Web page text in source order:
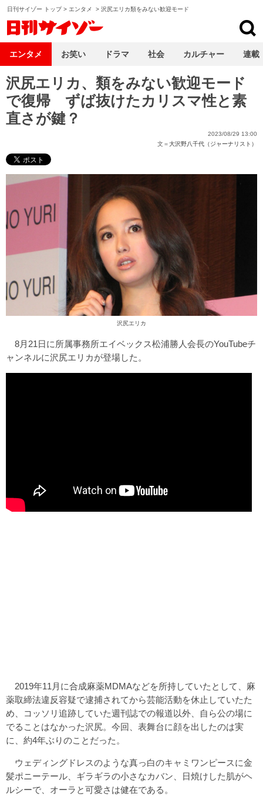
日刊サイゾー トップ> エンタメ > 沢尻エリカ類をみない歓迎モード
沢尻エリカ、類をみない歓迎モード
で復帰 ずば抜けたカリスマ性と素
直さが鍵？
2023/08/29 13:00
文＝大沢野八千代（ジャーナリスト）
沢尻エリカ
8月21日に所属事務所エイベックス松浦勝人会長のYouTubeチ
ャンネルに沢尻エリカが登場した。
2019年11月に合成麻薬MDMAなどを所持していたとして、麻
薬取締法違反容疑で逮捕されてから芸能活動を休止していたた
め、コッソリ追跡していた週刊誌での報道以外、自ら公の場に
でることはなかった沢尻。今回、表舞台に顔を出したのは実
に、約4年ぶりのことだった。
ウェディングドレスのような真っ白のキャミワンピースに金
髪ポニーテール、ギラギラの小さなカバン、日焼けした肌がヘ
ルシーで、オーラと可愛さは健在である。
エンタメ お笑い ドラマ 社会 カルチャー 連載